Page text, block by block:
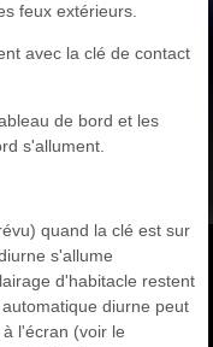
feux extérieurs.
avec la clé de contact
de bord et les
s'allument.
quand la clé est sur
s'allume
d'habitacle restent
diurne peut
l'écran (voir le